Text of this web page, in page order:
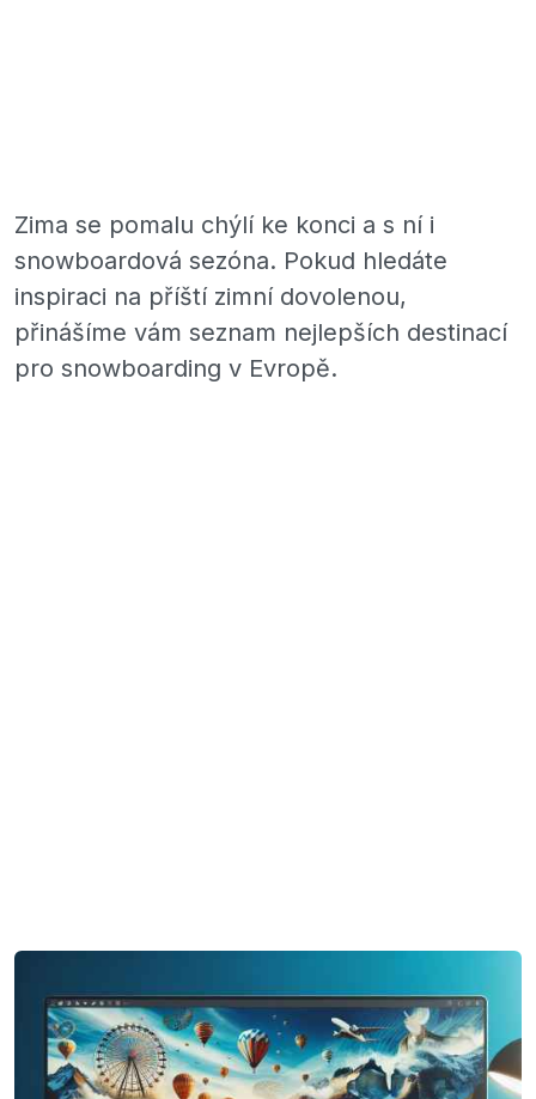
Zima se pomalu chýlí ke konci a s ní i
snowboardová sezóna. Pokud hledáte
inspiraci na příští zimní dovolenou,
přinášíme vám seznam nejlepších destinací
pro snowboarding v Evropě.